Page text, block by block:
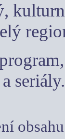
seriály.